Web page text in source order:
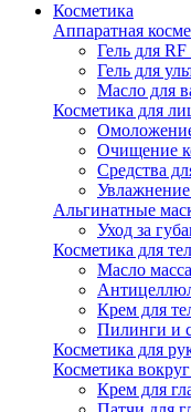
Косметика
Аппаратная
Гель для
Гель для
Масло для
Косметика для
Очищение
Средства
Альгинатные
Уход за
Косметика для
Масло
Крем для
Пилинги и
Косметика для
Косметика вокруг
Крем для